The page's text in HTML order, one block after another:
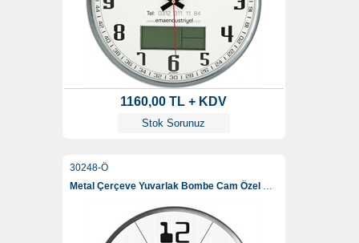
1160,00 TL + KDV
Stok Sorunuz
30248-Ö
Metal Çerçeve Yuvarlak Bombe Cam Özel Duvar Saati 35 Cm